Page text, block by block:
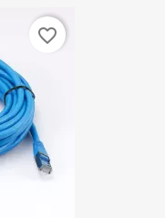
favorite_border